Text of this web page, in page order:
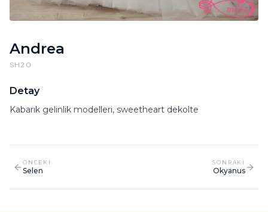
Andrea
SH20
Detay
Kabarık gelinlik modelleri, sweetheart dekolte
ONCEKI
Selen
SONRAKI
Okyanus